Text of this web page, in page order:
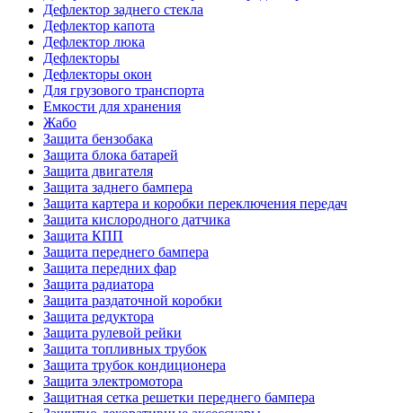
Дефлектор заднего стекла
Дефлектор капота
Дефлектор люка
Дефлекторы
Дефлекторы окон
Для грузового транспорта
Емкости для хранения
Жабо
Защита бензобака
Защита блока батарей
Защита двигателя
Защита заднего бампера
Защита картера и коробки переключения передач
Защита кислородного датчика
Защита КПП
Защита переднего бампера
Защита передних фар
Защита радиатора
Защита раздаточной коробки
Защита редуктора
Защита рулевой рейки
Защита топливных трубок
Защита трубок кондиционера
Защита электромотора
Защитная сетка решетки переднего бампера